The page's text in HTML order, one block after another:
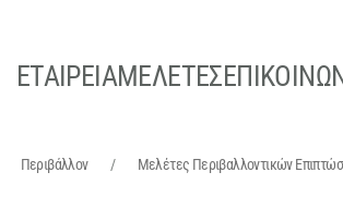
ΕΤΑΙΡΕΙΑΜΕΛΕΤΕΣ
Περιβάλλον Μελέτες Περιβαλλοντικών